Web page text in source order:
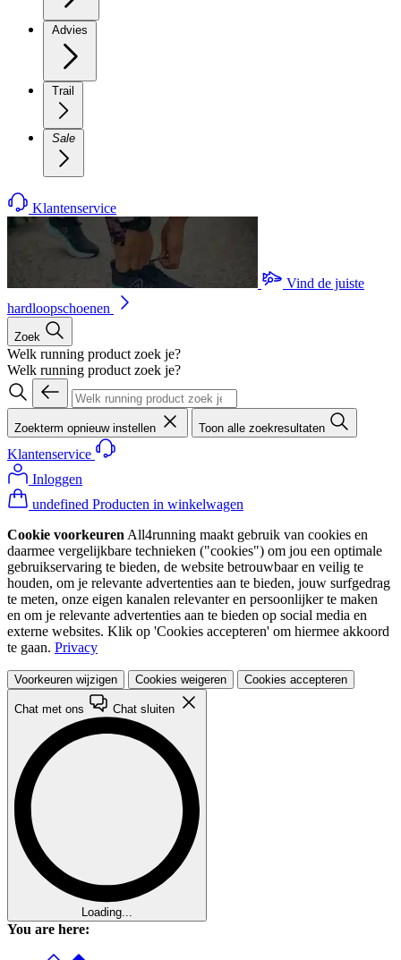
Advies
Trail
Sale
Klantenservice
Vind de juiste
hardloopschoenen
Zoek
Welk running product zoek je?
Welk running product zoek je?
Zoekterm opnieuw instellen Toon alle zoekresultaten
Klantenservice
Inloggen
undefined Producten in winkelwagen
Cookie voorkeuren All4running maakt gebruik van cookies en
daarmee vergelijkbare technieken ("cookies") om jou een optimale
gebruikservaring te bieden, de website betrouwbaar en veilig te
houden, om je relevante advertenties aan te bieden, jouw surfgedrag
te meten, onze eigen kanalen relevanter en persoonlijker te maken
en om je relevante advertenties aan te bieden op social media en
externe websites. Klik op 'Cookies accepteren' om hiermee akkoord
te gaan. Privacy
Voorkeuren wijzigen Cookies weigeren Cookies accepteren
Chat met ons Chat sluiten
Loading...
You are here: